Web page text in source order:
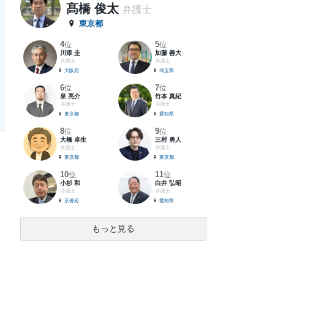
髙橋 俊太 弁護士
東京都
4位
川添 圭
弁護士
大阪府
5位
加藤 善大
弁護士
埼玉県
6位
泉 亮介
弁護士
東京都
7位
竹本 真紀
弁護士
愛知県
8位
大橋 卓生
弁護士
東京都
9位
三村 勇人
弁護士
東京都
10位
小杉 和
弁護士
京都府
11位
白井 弘昭
弁護士
愛知県
もっと見る